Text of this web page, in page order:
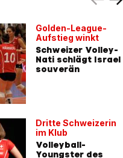
Golden-League-
Aufstieg winkt
Schweizer Volley-
Nati schlägt Israel
souverän
Dritte Schweizerin
im Klub
Volleyball-
Youngster des